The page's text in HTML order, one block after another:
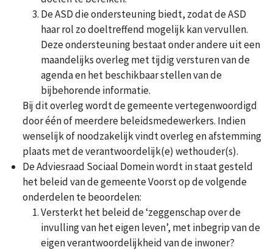
De ASD die ondersteuning biedt, zodat de ASD
haar rol zo doeltreffend mogelijk kan vervullen.
Deze ondersteuning bestaat onder andere uit een
maandelijks overleg met tijdig versturen van de
agenda en het beschikbaar stellen van de
bijbehorende informatie.
Bij dit overleg wordt de gemeente vertegenwoordigd
door één of meerdere beleidsmedewerkers. Indien
wenselijk of noodzakelijk vindt overleg en afstemming
plaats met de verantwoordelijk(e) wethouder(s).
De Adviesraad Sociaal Domein wordt in staat gesteld
het beleid van de gemeente Voorst op de volgende
onderdelen te beoordelen:
Versterkt het beleid de ‘zeggenschap over de
invulling van het eigen leven’, met inbegrip van de
eigen verantwoordelijkheid van de inwoner?